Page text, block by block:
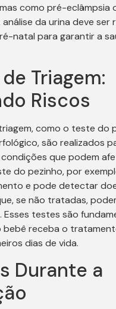
como pré-eclâmpsia
da urina deve ser
natal para garantir a
Triagem:
Riscos
como o teste do
são realizados
que podem
do pezinho, por
e pode detectar
se não tratadas,
Esses testes são
bebê receba o
dias de vida.
Durante a